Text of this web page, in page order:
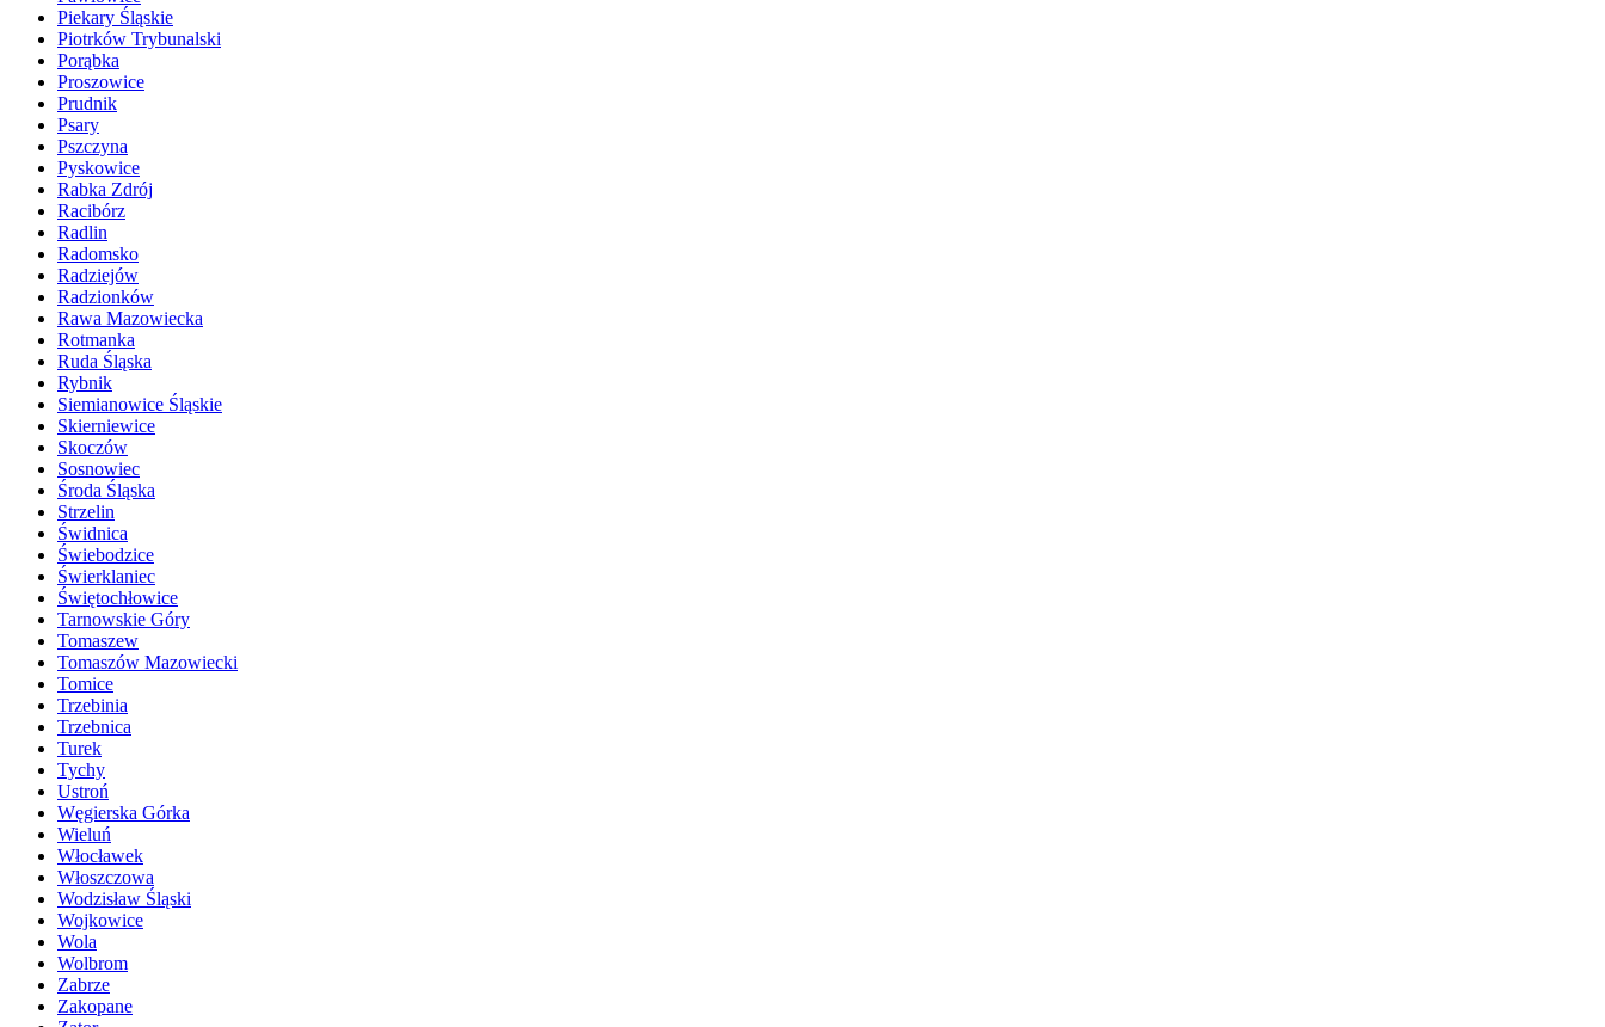
Piekary Śląskie
Piotrków Trybunalski
Porąbka
Proszowice
Prudnik
Psary
Pszczyna
Pyskowice
Rabka Zdrój
Racibórz
Radlin
Radomsko
Radziejów
Radzionków
Rawa Mazowiecka
Rotmanka
Ruda Śląska
Rybnik
Siemianowice Śląskie
Skierniewice
Skoczów
Sosnowiec
Środa Śląska
Strzelin
Świdnica
Świebodzice
Świerklaniec
Świętochłowice
Tarnowskie Góry
Tomaszew
Tomaszów Mazowiecki
Tomice
Trzebinia
Trzebnica
Turek
Tychy
Ustroń
Węgierska Górka
Wieluń
Włocławek
Włoszczowa
Wodzisław Śląski
Wojkowice
Wola
Wolbrom
Zabrze
Zakopane